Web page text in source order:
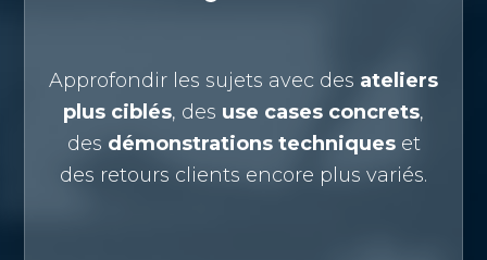
Approfondir les sujets avec des ateliers
plus ciblés, des use cases concrets,
des démonstrations techniques et
des retours clients encore plus variés.